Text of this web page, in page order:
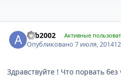
aab2002 Активные
Опубликовано7 июля, 2014
Здравствуйте ! Что порвать